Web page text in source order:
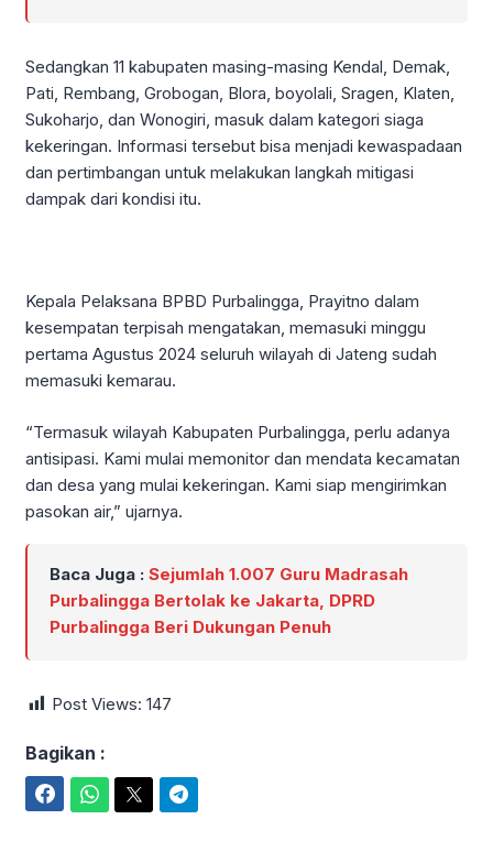
Sedangkan 11 kabupaten masing-masing Kendal, Demak,
Pati, Rembang, Grobogan, Blora, boyolali, Sragen, Klaten,
Sukoharjo, dan Wonogiri, masuk dalam kategori siaga
kekeringan. Informasi tersebut bisa menjadi kewaspadaan
dan pertimbangan untuk melakukan langkah mitigasi
dampak dari kondisi itu.
Kepala Pelaksana BPBD Purbalingga, Prayitno dalam
kesempatan terpisah mengatakan, memasuki minggu
pertama Agustus 2024 seluruh wilayah di Jateng sudah
memasuki kemarau.
“Termasuk wilayah Kabupaten Purbalingga, perlu adanya
antisipasi. Kami mulai memonitor dan mendata kecamatan
dan desa yang mulai kekeringan. Kami siap mengirimkan
pasokan air,” ujarnya.
Baca Juga : Sejumlah 1.007 Guru Madrasah
Purbalingga Bertolak ke Jakarta, DPRD
Purbalingga Beri Dukungan Penuh
Post Views: 147
Bagikan :